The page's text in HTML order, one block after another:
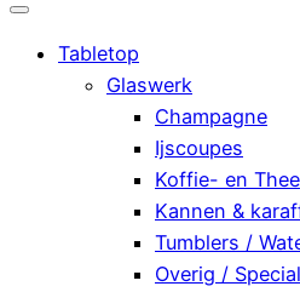
Tabletop
Glaswerk
Champagne
Ijscoupes
Koffie- en
Kannen &
Tumblers /
Overig /